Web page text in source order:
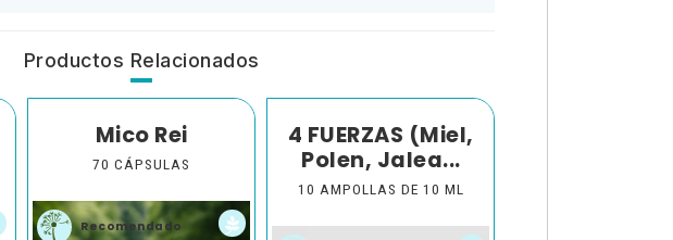
Productos Relacionados
Mico Rei
70 CÁPSULAS
Recomendado
4 FUERZAS (Miel,
Polen, Jalea...
10 AMPOLLAS DE 10 ML